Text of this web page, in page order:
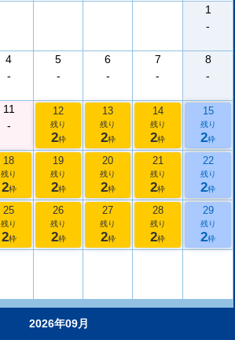
1
-
4
-
5
-
6
-
7
-
8
-
11
-
12
残り
2枠
13
残り
2枠
14
残り
2枠
15
残り
2枠
18
残り
2枠
19
残り
2枠
20
残り
2枠
21
残り
2枠
22
残り
2枠
25
残り
2枠
26
残り
2枠
27
残り
2枠
28
残り
2枠
29
残り
2枠
2026年09月